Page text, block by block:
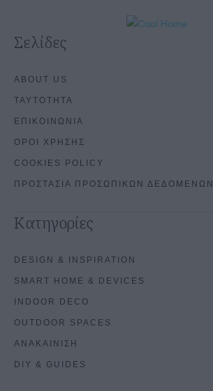
Σελίδες
ABOUT US
ΤΑΥΤΟΤΗΤΑ
ΕΠΙΚΟΙΝΩΝΙΑ
ΟΡΟΙ ΧΡΗΣΗΣ
COOKIES POLICY
ΠΡΟΣΤΑΣΙΑ ΠΡΟΣΩΠΙΚΩΝ ΔΕΔΟΜΕΝΩΝ
Κατηγορίες
DESIGN & INSPIRATION
SMART HOME & DEVICES
INDOOR DECO
OUTDOOR SPACES
ΑΝΑΚΑΙΝΙΣΗ
DIY & GUIDES